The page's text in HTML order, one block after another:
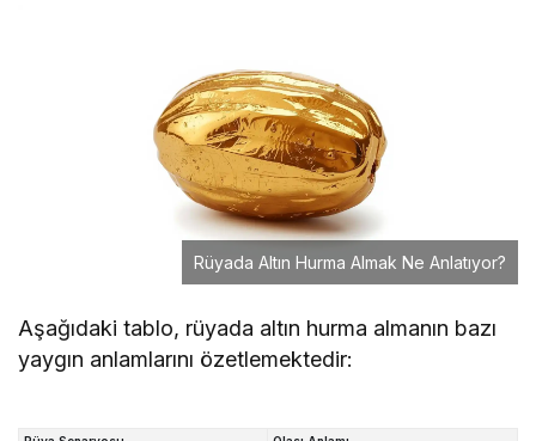
Rüyada Altın Hurma Almak Ne Anlatıyor?
Aşağıdaki tablo, rüyada altın hurma almanın bazı
yaygın anlamlarını özetlemektedir: